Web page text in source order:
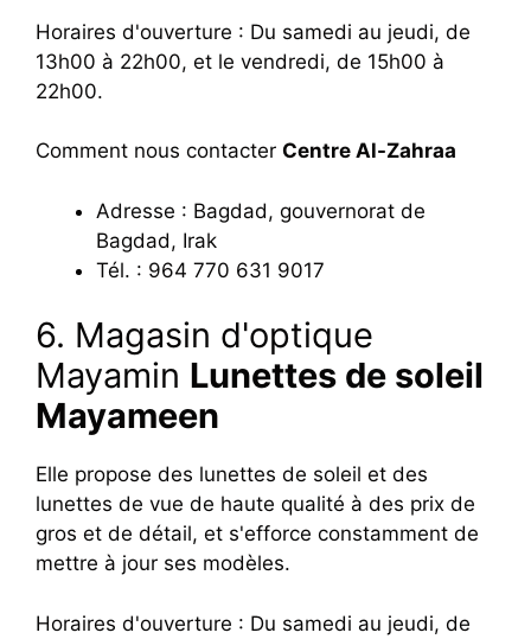
Horaires d'ouverture : Du samedi au jeudi, de
13h00 à 22h00, et le vendredi, de 15h00 à
22h00.
Comment nous contacter Centre Al-Zahraa
Adresse : Bagdad, gouvernorat de
Bagdad, Irak
Tél. : 964 770 631 9017
6. Magasin d'optique
Mayamin Lunettes de soleil
Mayameen
Elle propose des lunettes de soleil et des
lunettes de vue de haute qualité à des prix de
gros et de détail, et s'efforce constamment de
mettre à jour ses modèles.
Horaires d'ouverture : Du samedi au jeudi, de